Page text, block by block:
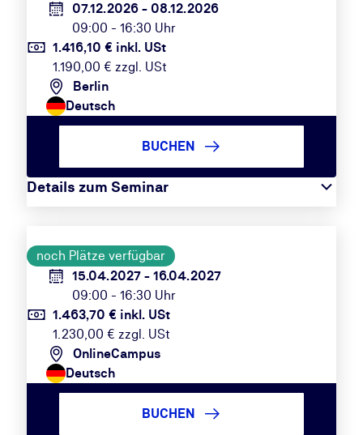
07.12.2026 - 08.12.2026
09:00 - 16:30 Uhr
1.416,10 € inkl. USt
1.190,00 € zzgl. USt
Berlin
Deutsch
Details zum Seminar
BUCHEN
noch Plätze verfügbar
15.04.2027 - 16.04.2027
09:00 - 16:30 Uhr
1.463,70 € inkl. USt
1.230,00 € zzgl. USt
OnlineCampus
Deutsch
BUCHEN